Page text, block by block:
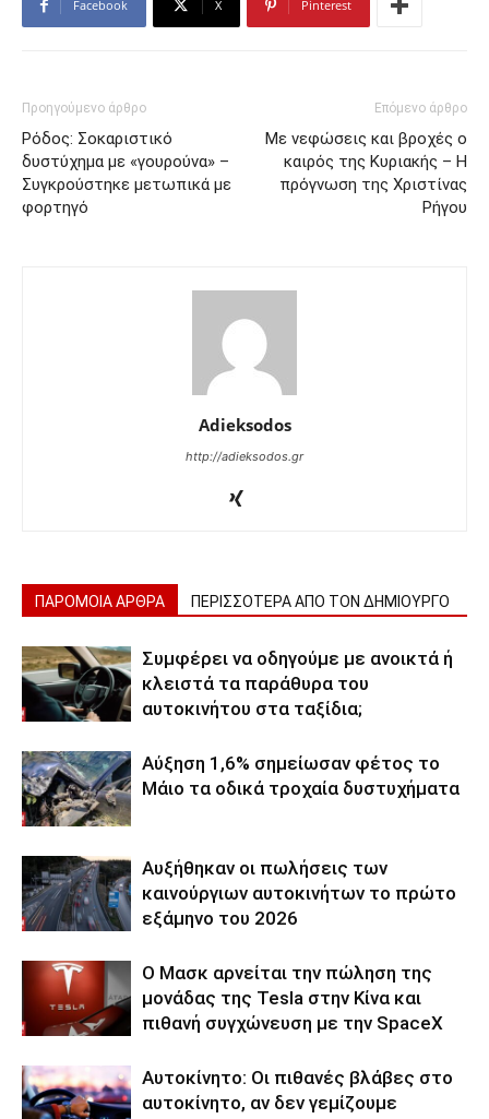
Facebook X Pinterest
Προηγούμενο άρθρο
Ρόδος: Σοκαριστικό
δυστύχημα με «γουρούνα» –
Συγκρούστηκε μετωπικά με
φορτηγό
Επόμενο άρθρο
Με νεφώσεις και βροχές ο
καιρός της Κυριακής – Η
πρόγνωση της Χριστίνας
Ρήγου
Adieksodos
http://adieksodos.gr
ΠΑΡΟΜΟΙΑ ΑΡΘΡΑ ΠΕΡΙΣΣΟΤΕΡΑ ΑΠΟ ΤΟΝ ΔΗΜΙΟΥΡΓΟ
Συμφέρει να οδηγούμε με ανοικτά ή
κλειστά τα παράθυρα του
αυτοκινήτου στα ταξίδια;
Αύξηση 1,6% σημείωσαν φέτος το
Μάιο τα οδικά τροχαία δυστυχήματα
Αυξήθηκαν οι πωλήσεις των
καινούργιων αυτοκινήτων το πρώτο
εξάμηνο του 2026
Ο Μασκ αρνείται την πώληση της
μονάδας της Tesla στην Κίνα και
πιθανή συγχώνευση με την SpaceX
Αυτοκίνητο: Οι πιθανές βλάβες στο
αυτοκίνητο, αν δεν γεμίζουμε